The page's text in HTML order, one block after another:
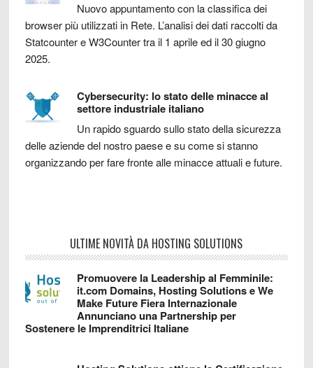
Nuovo appuntamento con la classifica dei
browser più utilizzati in Rete. L’analisi dei dati raccolti da
Statcounter e W3Counter tra il 1 aprile ed il 30 giugno
2025.
Cybersecurity: lo stato delle minacce al
settore industriale italiano
Un rapido sguardo sullo stato della sicurezza
delle aziende del nostro paese e su come si stanno
organizzando per fare fronte alle minacce attuali e future.
ULTIME NOVITÀ DA HOSTING SOLUTIONS
Promuovere la Leadership al Femminile:
it.com Domains, Hosting Solutions e We
Make Future Fiera Internazionale
Annunciano una Partnership per
Sostenere le Imprenditrici Italiane